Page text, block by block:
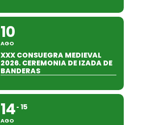
10
AGO
XXX CONSUEGRA MEDIEVAL
2026. CEREMONIA DE IZADA DE
BANDERAS
14
AGO
15